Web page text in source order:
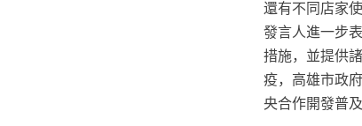
還有不同店家
發言人進一步
措施，並提供
疫，高雄市政
央合作開發普